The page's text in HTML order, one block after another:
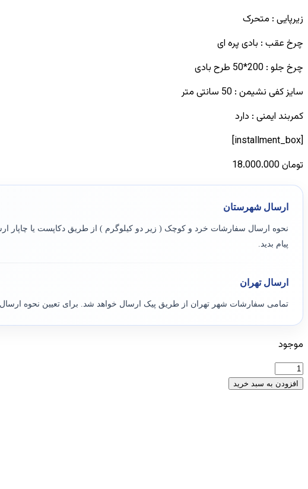
زیرپایی : متحرک
چرخ عقب : بادی پره ای
چرخ جلو : 200*50 طرح بادی
سایز کفی نشیمن : 50 سانتی متر
کمربند ایمنی : دارد
[installment_box]
تومان
ارسال شهرستان
نحوه ارسال سفارشات خرد و کوچک ( زیر دو کیلوگرم ) از طریق دکاپست یا چاپار
پیام بدید.
ارسال تهران
تمامی سفارشات شهر تهران از طریق پیک ارسال خواهد شد. برای تعیین نحوه
موجود
افزودن به سبد خرید